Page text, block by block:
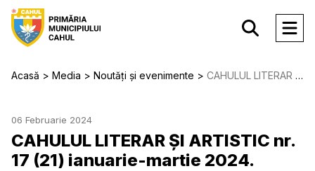
Acasă Media Noutăți și evenimente CAHULUL LITERAR ȘI ARTISTIC nr. 17 (21) ianuarie-martie 2024.
06 Februarie 2024
CAHULUL LITERAR ȘI ARTISTIC nr.
17 (21) ianuarie-martie 2024.